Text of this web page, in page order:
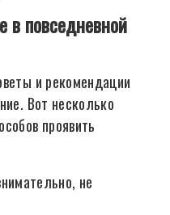
в повседневной
и рекомендации
Вот несколько
проявить
не